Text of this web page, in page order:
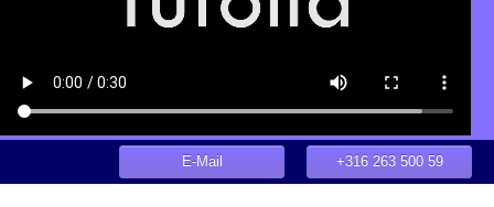
+316 263 500 59
E-Mail